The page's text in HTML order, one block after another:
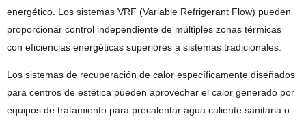
energético. Los sistemas VRF (Variable Refrigerant Flow) pueden
proporcionar control independiente de múltiples zonas térmicas
con eficiencias energéticas superiores a sistemas tradicionales.
Los sistemas de recuperación de calor específicamente diseñados
para centros de estética pueden aprovechar el calor generado por
equipos de tratamiento para precalentar agua caliente sanitaria o